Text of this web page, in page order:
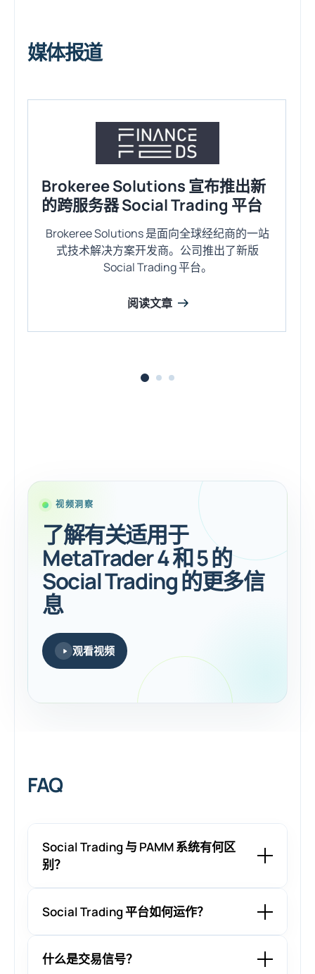
媒体报道
Brokeree Solutions 宣布推出新
的跨服务器 Social Trading 平台
Brokeree Solutions 是面向全球经纪商的一站
式技术解决方案开发商。公司推出了新版
Social Trading 平台。
阅读文章
视频洞察
了解有关适用于
MetaTrader 4 和 5 的
Social Trading 的更多信
息
观看视频
FAQ
Social Trading 与 PAMM 系统有何区
别？
Social Trading 平台如何运作？
什么是交易信号？